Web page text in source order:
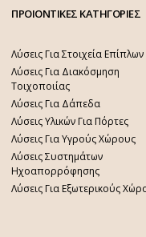
ΠΡΟΙΟΝΤΙΚΕΣ ΚΑΤΗΓΟΡΙΕΣ
Λύσεις Για Στοιχεία Επίπλων
Λύσεις Για Διακόσμηση
Τοιχοποιίας
Λύσεις Για Δάπεδα
Λύσεις Υλικών Για Πόρτες
Λύσεις Για Υγρούς Χώρους
Λύσεις Συστημάτων
Ηχοαπορρόφησης
Λύσεις Για Εξωτερικούς